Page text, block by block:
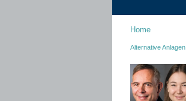
Home
Alternative Anlagen